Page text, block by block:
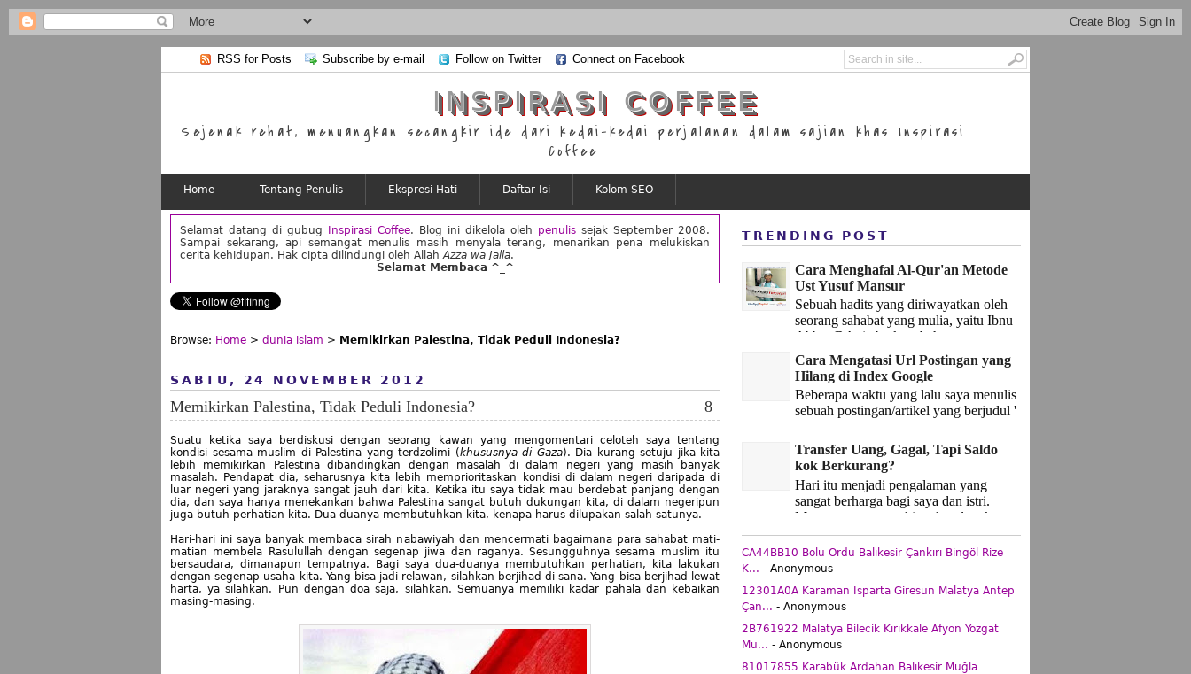
RSS for Posts Subscribe by e-mail Follow on Twitter Connect on Facebook
INSPIRASI COFFEE
Sejenak rehat, menuangkan secangkir ide dari kedai-kedai perjalanan dalam sajian khas Inspirasi
Coffee
Home Tentang Penulis Ekspresi Hati Daftar Isi Kolom SEO
Selamat datang di gubug Inspirasi Coffee. Blog ini dikelola oleh penulis sejak September 2008.
Sampai sekarang, api semangat menulis masih menyala terang, menarikan pena melukiskan
cerita kehidupan. Hak cipta dilindungi oleh AllahAzza wa Jalla.
Selamat Membaca ^_^
Browse: Home > dunia islam > Memikirkan Palestina, Tidak Peduli Indonesia?
SABTU, 24 NOVEMBER 2012
8
Memikirkan Palestina, Tidak Peduli Indonesia?
Suatu ketika saya berdiskusi dengan seorang kawan yang mengomentari celoteh saya tentang
kondisi sesama muslim di Palestina yang terdzolimi (khususnya di Gaza). Dia kurang setuju jika kita
lebih memikirkan Palestina dibandingkan dengan masalah di dalam negeri yang masih banyak
masalah. Pendapat dia, seharusnya kita lebih memprioritaskan kondisi di dalam negeri daripada di
luar negeri yang jaraknya sangat jauh dari kita. Ketika itu saya tidak mau berdebat panjang dengan
dia, dan saya hanya menekankan bahwa Palestina sangat butuh dukungan kita, di dalam negeripun
juga butuh perhatian kita. Dua-duanya membutuhkan kita, kenapa harus dilupakan salah satunya.
Hari-hari ini saya banyak membaca sirah nabawiyah dan mencermati bagaimana para sahabat mati-
matian membela Rasulullah dengan segenap jiwa dan raganya. Sesungguhnya sesama muslim itu
bersaudara, dimanapun tempatnya. Bagi saya dua-duanya membutuhkan perhatian, kita lakukan
dengan segenap usaha kita. Yang bisa jadi relawan, silahkan berjihad di sana. Yang bisa berjihad lewat
harta, ya silahkan. Pun dengan doa saja, silahkan. Semuanya memiliki kadar pahala dan kebaikan
masing-masing.
TRENDING POST
Cara Menghafal Al-Qur'an Metode
Ust Yusuf Mansur
Sebuah hadits yang diriwayatkan oleh
seorang sahabat yang mulia, yaitu Ibnu
Abbas RA, ia berkata bahwasannya
Cara Mengatasi Url Postingan yang
Hilang di Index Google
Beberapa waktu yang lalu saya menulis
sebuah postingan/artikel yang berjudul '
SEO, makanan apa itu '. Beberapa jam
setelah ...
Transfer Uang, Gagal, Tapi Saldo
kok Berkurang?
Hari itu menjadi pengalaman yang
sangat berharga bagi saya dan istri.
Momen yang mungkin tak terlupakan
seumur hidup. Bukan kesan yan...
CA44BB10 Bolu Ordu Balıkesir Çankırı Bingöl Rize
K... - Anonymous
12301A0A Karaman Isparta Giresun Malatya Antep
Çan... - Anonymous
2B761922 Malatya Bilecik Kırıkkale Afyon Yozgat
Mu... - Anonymous
81017855 Karabük Ardahan Balıkesir Muğla